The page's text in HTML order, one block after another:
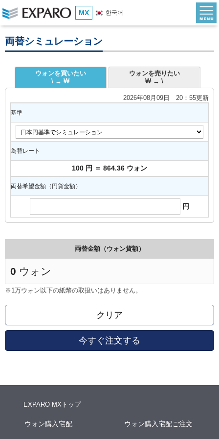
MX 한국어
両替シミュレーション
ウォンを買いたい
\ → ₩
ウォンを売りたい
₩ → \
2026年08月09日 20：55更新
基準
為替レート
100 円 ＝ 864.36 ウォン
両替希望金額（円貨金額）
円
両替金額（ウォン貨額）
0 ウォン
※1万ウォン以下の紙幣の取扱いはありません。
クリア
今すぐ注文する
EXPARO MXトップ
ウォン購入宅配 ウォン購入宅配ご注文